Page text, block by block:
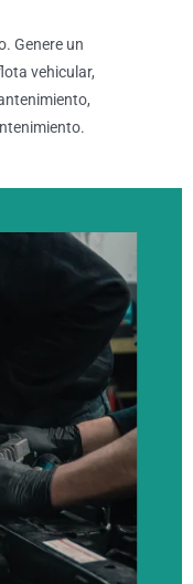
Genere un
vehicular,